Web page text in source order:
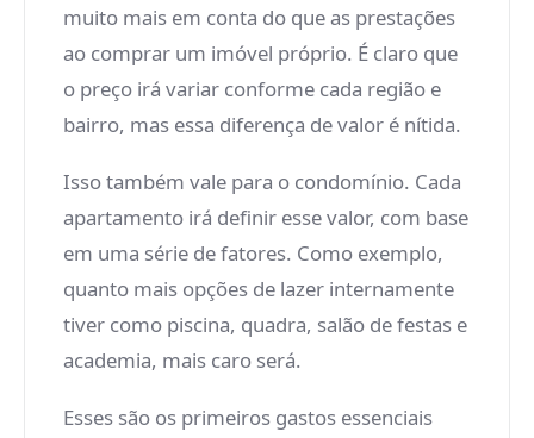
muito mais em conta do que as prestações
ao comprar um imóvel próprio. É claro que
o preço irá variar conforme cada região e
bairro, mas essa diferença de valor é nítida.
Isso também vale para o condomínio. Cada
apartamento irá definir esse valor, com base
em uma série de fatores. Como exemplo,
quanto mais opções de lazer internamente
tiver como piscina, quadra, salão de festas e
academia, mais caro será.
Esses são os primeiros gastos essenciais